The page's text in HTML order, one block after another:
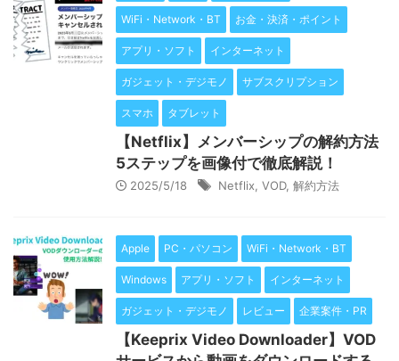
WiFi・Network・BT お金・決済・ポイント
アプリ・ソフト インターネット
ガジェット・デジモノ サブスクリプション
スマホ タブレット
【Netflix】メンバーシップの解約方法
5ステップを画像付で徹底解説！
2025/5/18 Netflix VOD, 解約方法
Apple PC・パソコン WiFi・Network・BT
Windows アプリ・ソフト インターネット
ガジェット・デジモノ レビュー 企業案件・PR
【Keeprix Video Downloader】VOD